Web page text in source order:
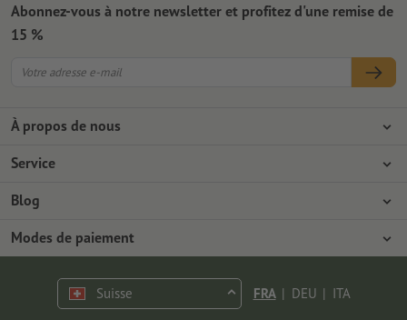
À propos de nous
L'entreprise
Protection de l'environnement
Service
Modes de paiement
Expédition
Programme Premium
Blog
Tutoriels Photoshop
Polices & Fonts gratuits
Modes de paiement
Abonnez-vous à notre newsletter et profitez d'une remise de
15 %
Suisse FRA | DEU | ITA